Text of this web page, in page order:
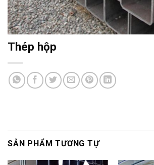
Thép hộp
SẢN PHẨM TƯƠNG TỰ